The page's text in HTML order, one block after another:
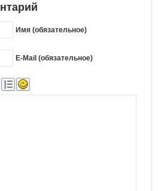
Имя (обязательное)
E-Mail (обязательное)